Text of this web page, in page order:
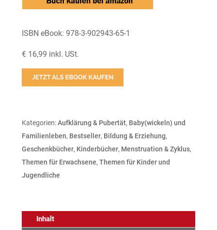
ISBN eBook: 978-3-902943-65-1
€ 16,99 inkl. USt.
Kategorien:Aufklärung & Pubertät, Baby(wickeln) und
Familienleben, Bestseller, Bildung & Erziehung,
Geschenkbücher, Kinderbücher, Menstruation & Zyklus,
Themen für Erwachsene, Themen für Kinder und
Jugendliche
Inhalt